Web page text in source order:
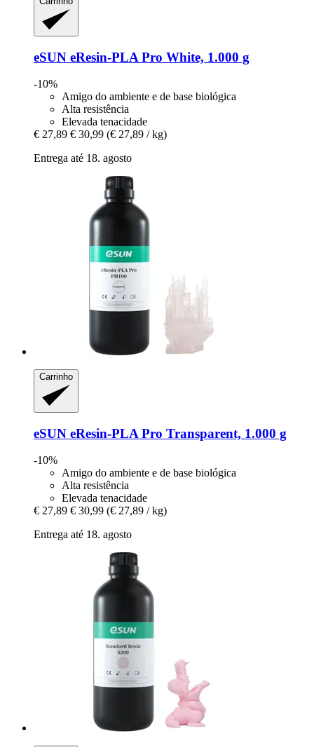
eSUN eResin-​PLA Pro White, 1.000 g
-10%
Amigo do ambiente e de base biológica
Alta resistência
Elevada tenacidade
€ 27,89 € 30,99 (€ 27,89 / kg)
Entrega até 18. agosto
Carrinho
eSUN eResin-​PLA Pro Transparent, 1.000 g
-10%
Amigo do ambiente e de base biológica
Alta resistência
Elevada tenacidade
€ 27,89 € 30,99 (€ 27,89 / kg)
Entrega até 18. agosto